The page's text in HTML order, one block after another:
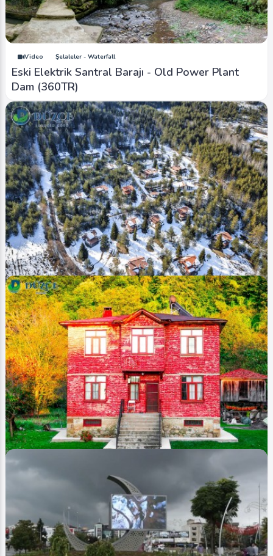
Video Şelaleler - Waterfall
Eski Elektrik Santral Barajı - Old Power Plant
Dam (360TR)
Image Köyler - Villages
Derdin Köyü - Derdin Villages
0 9019 0